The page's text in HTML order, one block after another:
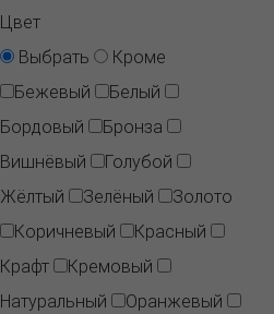
Цвет
Выбрать
Кроме
Бежевый
Белый
Бордовый
Бронза
Вишнёвый
Голубой
Жёлтый
Зелёный
Золото
Коричневый
Красный
Крафт
Кремовый
Натуральный
Оранжевый